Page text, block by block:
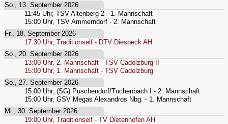
So., 13. September 2026
11:45 Uhr, TSV Altenberg 2 - 1. Mannschaft
15:00 Uhr, TSV Ammerndorf - 2. Mannschaft
Fr., 18. September 2026
17:30 Uhr, Traditionself - DTV Diespeck AH
So., 20. September 2026
13:00 Uhr, 2. Mannschaft - TSV Cadolzburg II
15:00 Uhr, 1. Mannschaft - TSV Cadolzburg
So., 27. September 2026
15:00 Uhr, (SG) Puschendorf/Tuchenbach I - 2. Mannschaft
15:00 Uhr, GSV Megas Alexandros Nbg. - 1. Mannschaft
Mi., 30. September 2026
19:00 Uhr, Traditionself - TV Dietenhofen AH